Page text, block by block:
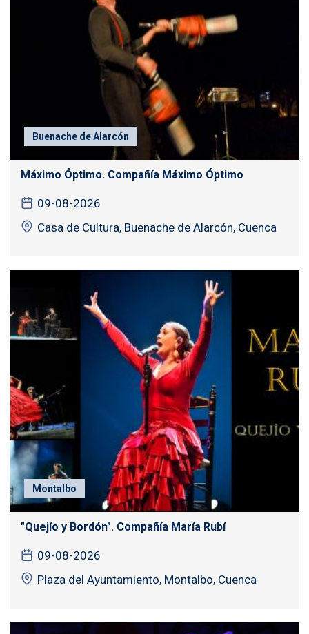
Buenache de Alarcón
Máximo Óptimo. Compañía Máximo Óptimo
09-08-2026
Casa de Cultura, Buenache de Alarcón, Cuenca
Montalbo
"Quejío y Bordón". Compañía María Rubí
09-08-2026
Plaza del Ayuntamiento, Montalbo, Cuenca